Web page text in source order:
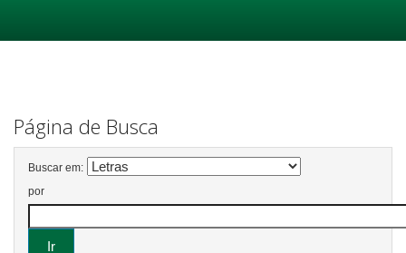
Página de Busca
Buscar em:
por